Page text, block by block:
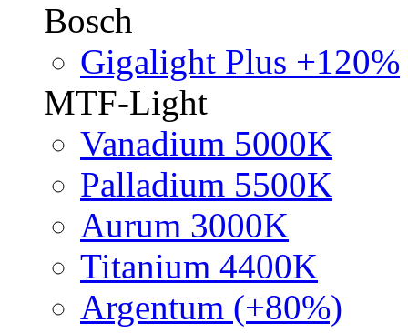
Bosch
Gigalight Plus +120%
MTF-Light
Vanadium 5000K
Palladium 5500K
Aurum 3000K
Titanium 4400K
Argentum (+80%)